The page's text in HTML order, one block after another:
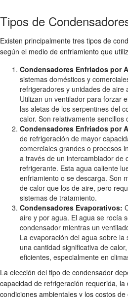
Tipos de
Existen principalmente tres tipos de
según el medio de enfriamiento que
Condensadores Enfriados por
sistemas domésticos y
refrigeradores y unidades de aire
Utilizan un ventilador para forzar
las aletas de los serpentines del
calor. Son relativamente sencillos
Condensadores Enfriados por
de refrigeración de mayor
comerciales grandes o procesos
a través de un intercambiador de
refrigerante. Esta agua caliente
enfriamiento o se descarga. Son
de calor que los de aire, pero
sistemas de tratamiento.
Condensadores Evaporativos:
aire y por agua. El agua se rocía
condensador mientras un
La evaporación del agua sobre
una cantidad significativa de
eficientes, especialmente en
La elección del tipo de condensador
capacidad de refrigeración requerida,
condiciones ambientales y los costos de